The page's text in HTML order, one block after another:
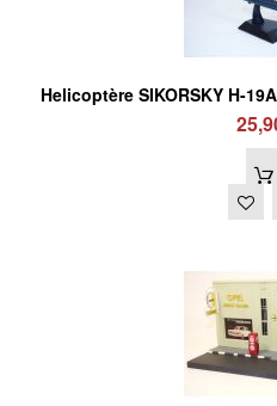
Helicoptère SIKORSKY H-